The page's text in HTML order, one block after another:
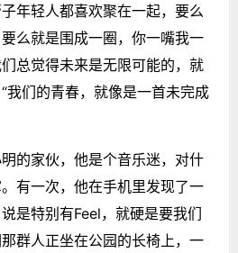
年轻人都喜欢聚在一起，要么
么就是围成一圈，你一嘴我一
总觉得未来是无限可能的，就
我们的青春，就像是一首未完成
的家伙，他是个音乐迷，对什
有一次，他在手机里发现了一
是特别有Feel，就硬是要我们
群人正坐在公园的长椅上，一